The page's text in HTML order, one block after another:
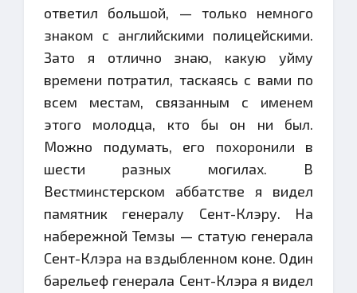
ответил большой, — только немного
знаком с английскими полицейскими.
Зато я отлично знаю, какую уйму
времени потратил, таскаясь с вами по
всем местам, связанным с именем
этого молодца, кто бы он ни был.
Можно подумать, его похоронили в
шести разных могилах. В
Вестминстерском аббатстве я видел
памятник генералу Сент-Клэру. На
набережной Темзы — статую генерала
Сент-Клэра на вздыбленном коне. Один
барельеф генерала Сент-Клэра я видел